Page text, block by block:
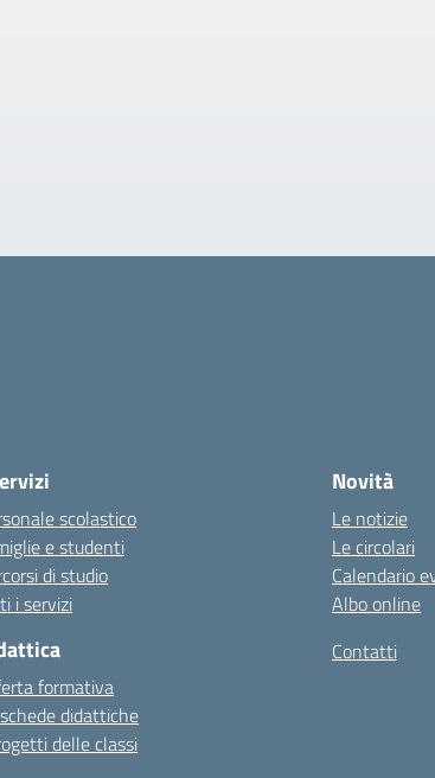
scolastico
e studenti
di studio
i servizi
formativa
didattiche
delle classi
Novità
Le notizie
Le circolari
Calendario
Albo online
Contatti